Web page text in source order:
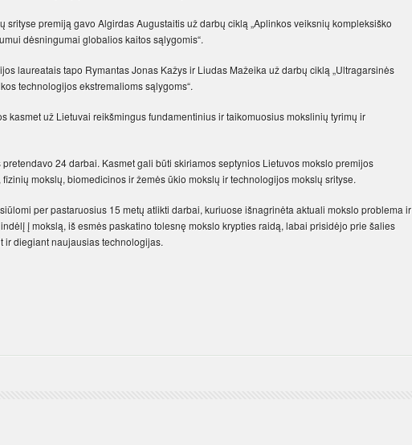
srityse premiją gavo Algirdas Augustaitis už darbų ciklą „Aplinkos veiksnių kompleksiško
dėsningumai globalios kaitos sąlygomis“.
laureatais tapo Rymantas Jonas Kažys ir Liudas Mažeika už darbų ciklą „Ultragarsinės
technologijos ekstremalioms sąlygoms“.
kasmet už Lietuvai reikšmingus fundamentinius ir taikomuosius mokslinių tyrimų ir
24 darbai. Kasmet gali būti skiriamos septynios Lietuvos mokslo premijos
mokslų, biomedicinos ir žemės ūkio mokslų ir technologijos mokslų srityse.
per pastaruosius 15 metų atlikti darbai, kuriuose išnagrinėta aktuali mokslo problema ir
į mokslą, iš esmės paskatino tolesnę mokslo krypties raidą, labai prisidėjo prie šalies
diegiant naujausias technologijas.